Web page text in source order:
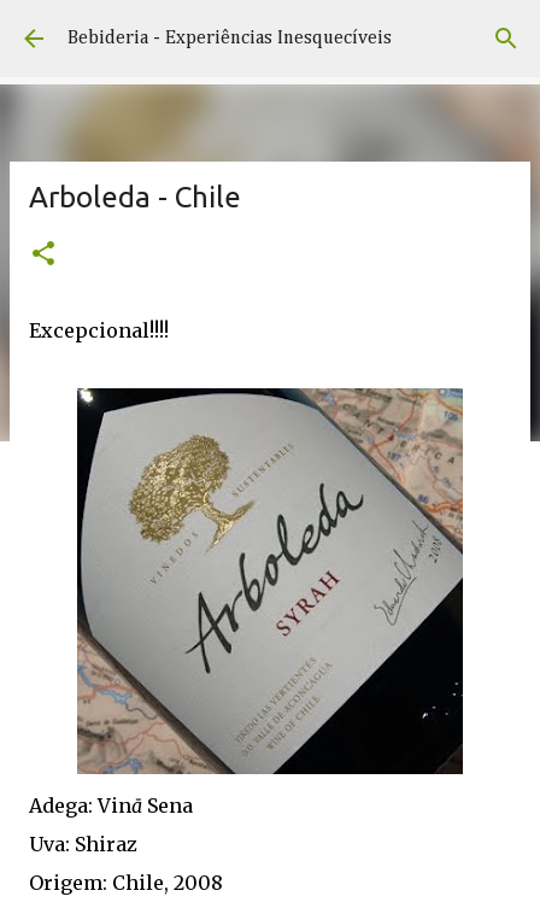
Pular para o conteúdo principal
Bebideria - Experiências Inesquecíveis
Arboleda - Chile
Excepcional!!!!
Adega: Vinā Sena
Uva: Shiraz
Origem: Chile, 2008